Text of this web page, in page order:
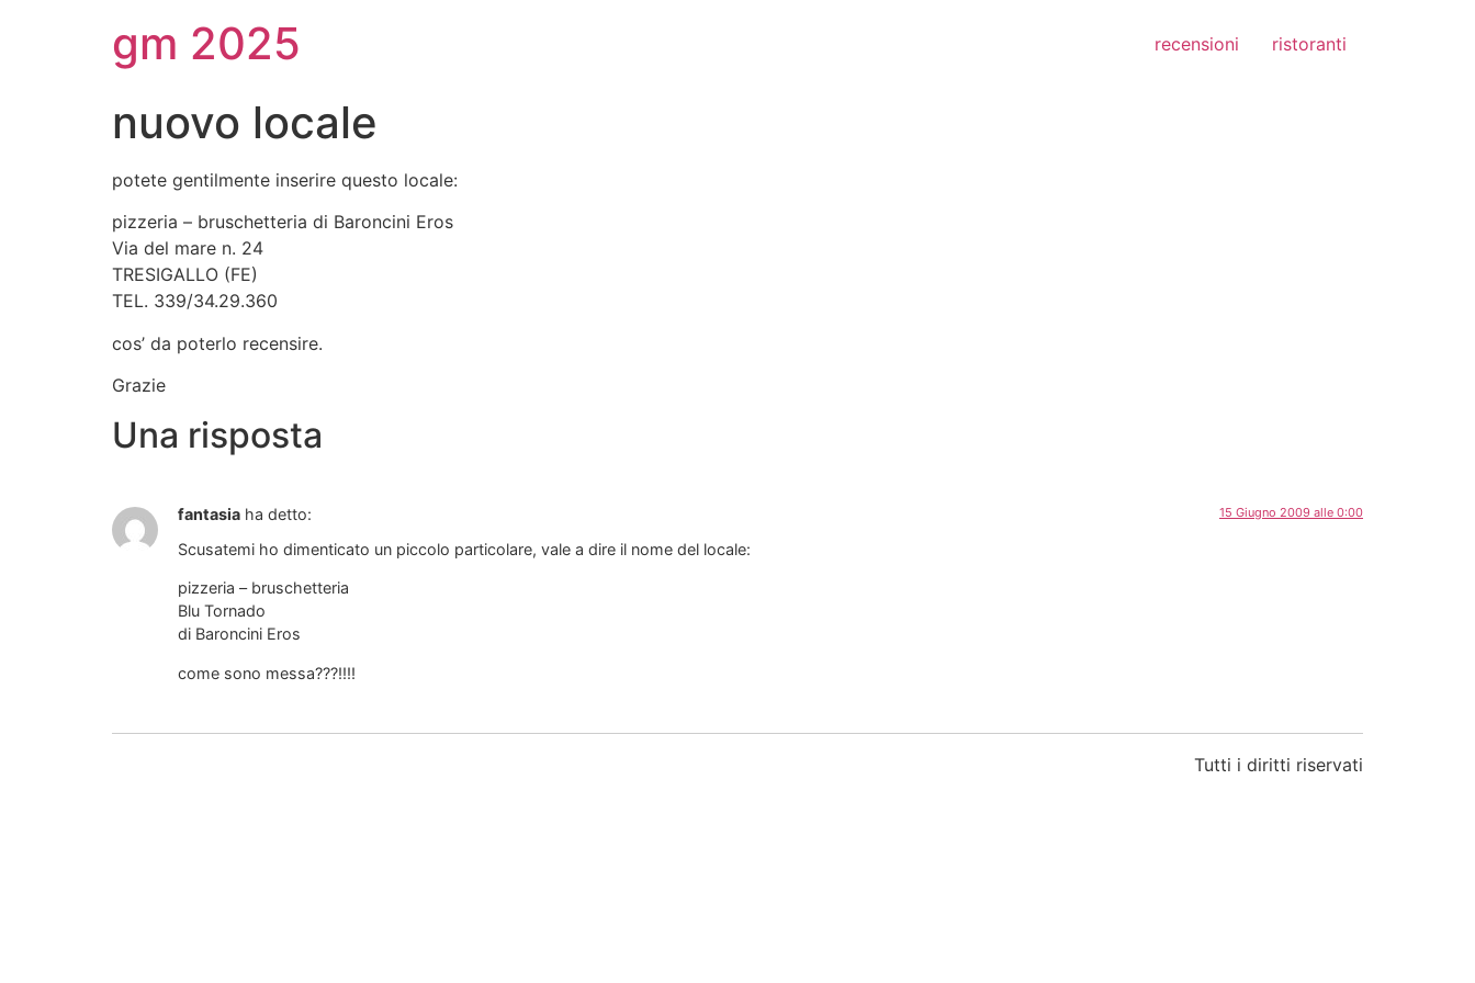
gm 2025 recensioni ristoranti
nuovo locale
potete gentilmente inserire questo locale:
pizzeria – bruschetteria di Baroncini Eros
Via del mare n. 24
TRESIGALLO (FE)
TEL. 339/34.29.360
cos’ da poterlo recensire.
Grazie
Una risposta
fantasia ha detto: 15 Giugno 2009 alle 0:00
Scusatemi ho dimenticato un piccolo particolare, vale a dire il nome del locale:
pizzeria – bruschetteria
Blu Tornado
di Baroncini Eros
come sono messa???!!!!
Tutti i diritti riservati